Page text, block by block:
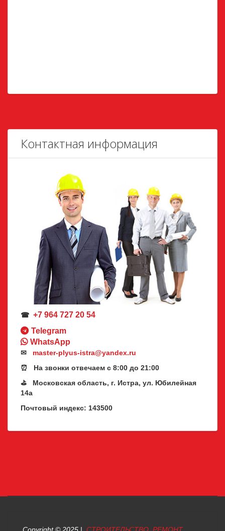
Контактная информация
☎ +7 964 727 20 54
Telegram
WhatsApp
✉ master-plyus-istra@yandex.ru
⏰ На звонки отвечаем с 8:00 до 21:00
⛳ Московская область, г. Истра, ул. Юбилейная
14а
Почтовый индекс: 143500
Copyright © 2025 | СТРОИТЕЛЬСТВО РЕМОНТ